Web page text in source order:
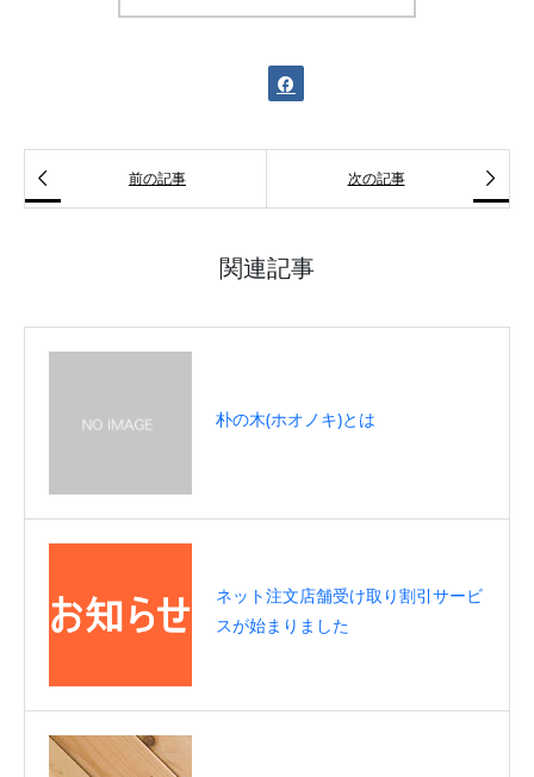

 前の記事 次の記事 
関連記事
朴の木(ホオノキ)とは
ネット注文店舗受け取り割引サービ
スが始まりました